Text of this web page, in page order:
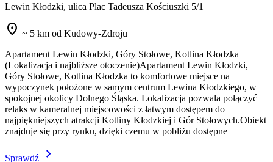
Lewin Kłodzki, ulica Plac Tadeusza Kościuszki 5/1
location_on ~ 5 km od Kudowy-Zdroju
Apartament Lewin Kłodzki, Góry Stołowe, Kotlina Kłodzka
(Lokalizacja i najbliższe otoczenie)Apartament Lewin Kłodzki,
Góry Stołowe, Kotlina Kłodzka to komfortowe miejsce na
wypoczynek położone w samym centrum Lewina Kłodzkiego, w
spokojnej okolicy Dolnego Śląska. Lokalizacja pozwala połączyć
relaks w kameralnej miejscowości z łatwym dostępem do
najpiękniejszych atrakcji Kotliny Kłodzkiej i Gór Stołowych.Obiekt
znajduje się przy rynku, dzięki czemu w pobliżu dostępne
Sprawdź
chevron_right